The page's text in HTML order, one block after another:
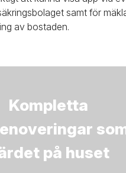
samt för
av bostaden.
Kompletta
på huset